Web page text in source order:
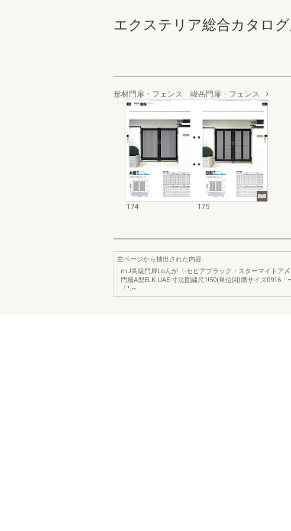
エクステリア総合カタロ
形材門扉・フェンス 峻岳門扉・フェンス
174 175
左ページから抽出された内容
mJ高級門扉Loんが〈-セピアプラック・スターマイトア〆
門扇A型ELK-UAE-寸法図繍尺1!50(単位回}贋サイズ0916「
「".••